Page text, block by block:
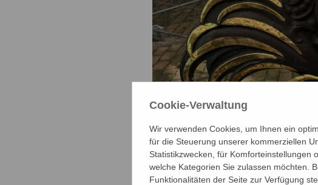
Die Wetterfahne des Schloss
Cookie-Verwaltung
Wir verwenden Cookies, um Ihnen ein
für die Steuerung unserer kommerziellen
Statistikzwecken, für Komforteinstellungen
welche Kategorien Sie zulassen möchten.
Funktionalitäten der Seite zur Verfügung